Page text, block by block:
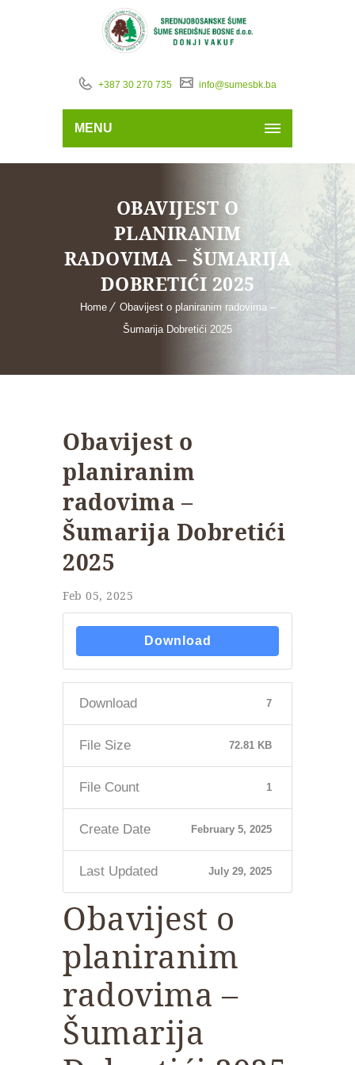
+387 30 270 735 info@sumesbk.ba
MENU
OBAVIJEST O
PLANIRANIM
RADOVIMA – ŠUMARIJA
DOBRETIĆI 2025
Home
Obavijest o planiranim radovima –
Šumarija Dobretići 2025
Obavijest o
planiranim
radovima –
Šumarija Dobretići
2025
Feb 05, 2025
Download
Download 7
File Size 72.81 KB
File Count 1
Create Date February 5, 2025
Last Updated July 29, 2025
Obavijest o
planiranim
radovima –
Šumarija